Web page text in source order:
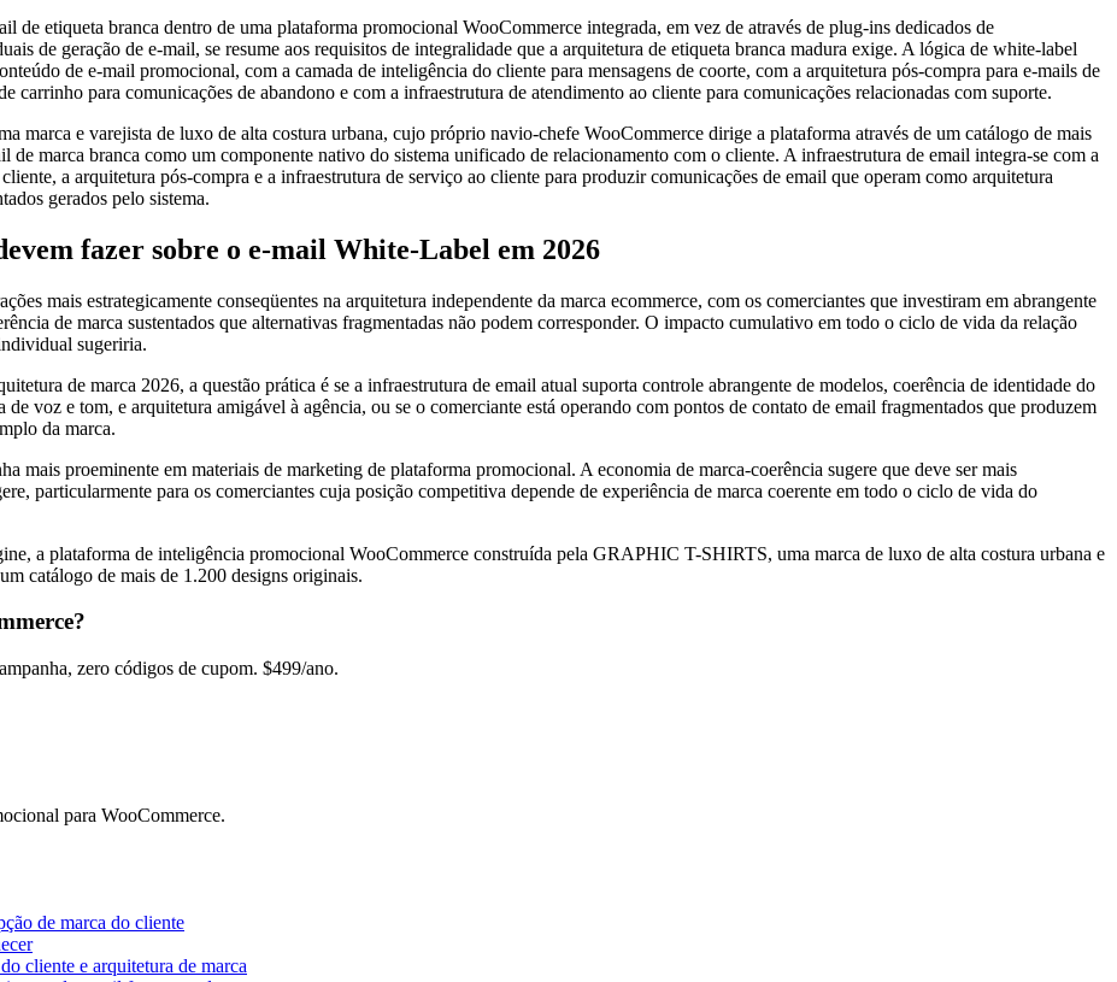
de etiqueta branca dentro de uma plataforma promocional WooCommerce integrada, em vez de através de plug-ins dedicados de
de geração de e-mail, se resume aos requisitos de integralidade que a arquitetura de etiqueta branca madura exige. A lógica de white-label
de e-mail promocional, com a camada de inteligência do cliente para mensagens de coorte, com a arquitetura pós-compra para e-mails de
carrinho para comunicações de abandono e com a infraestrutura de atendimento ao cliente para comunicações relacionadas com suporte.
e varejista de luxo de alta costura urbana, cujo próprio navio-chefe WooCommerce dirige a plataforma através de um catálogo de mais
marca branca como um componente nativo do sistema unificado de relacionamento com o cliente. A infraestrutura de email integra-se com a
a arquitetura pós-compra e a infraestrutura de serviço ao cliente para produzir comunicações de email que operam como arquitetura
gerados pelo sistema.
fazer sobre o e-mail White-Label em 2026
mais estrategicamente conseqüentes na arquitetura independente da marca ecommerce, com os comerciantes que investiram em abrangente
de marca sustentados que alternativas fragmentadas não podem corresponder. O impacto cumulativo em todo o ciclo de vida da relação
sugeriria.
de marca 2026, a questão prática é se a infraestrutura de email atual suporta controle abrangente de modelos, coerência de identidade do
voz e tom, e arquitetura amigável à agência, ou se o comerciante está operando com pontos de contato de email fragmentados que produzem
da marca.
mais proeminente em materiais de marketing de plataforma promocional. A economia de marca-coerência sugere que deve ser mais
particularmente para os comerciantes cuja posição competitiva depende de experiência de marca coerente em todo o ciclo de vida do
a plataforma de inteligência promocional WooCommerce construída pela GRAPHIC T-SHIRTS, uma marca de luxo de alta costura urbana e
catálogo de mais de 1.200 designs originais.
zero códigos de cupom. $499/ano.
para WooCommerce.
de marca do cliente
cliente e arquitetura de marca